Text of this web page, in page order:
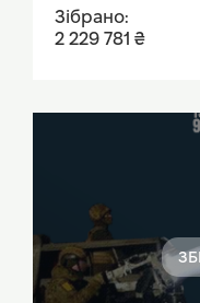
Зібрано:
2 229 781 ₴